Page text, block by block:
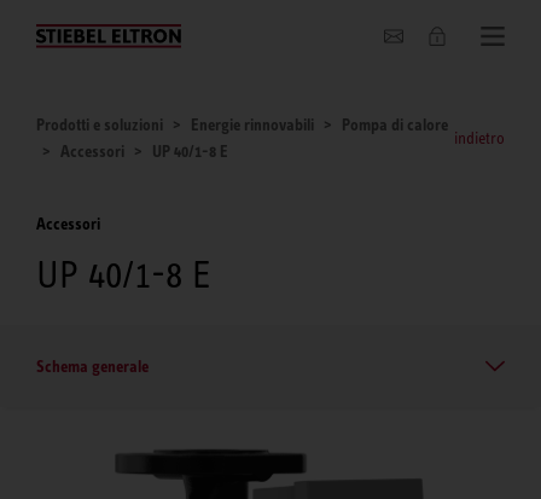
Chi siamo
Prodotti e soluzioni Energie rinnovabili
Pompa di calore
Accessori
UP 40/1-8 E
indietro
Accessori
UP 40/1-8 E
Schema generale